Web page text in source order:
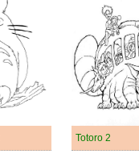
Totoro 2